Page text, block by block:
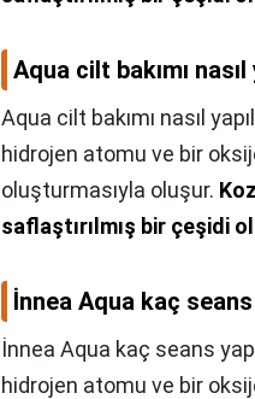
Aqua cilt bakımı nasıl
Aqua cilt bakımı nasıl
hidrojen atomu ve bir
oluşturmasıyla oluşur.
saflaştırılmış bir çeşidi
İnnea Aqua kaç seans
İnnea Aqua kaç seans
hidrojen atomu ve bir